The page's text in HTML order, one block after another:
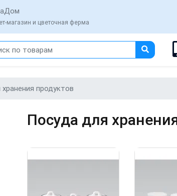
магазин и цветочная ферма
продуктов
Посуда для